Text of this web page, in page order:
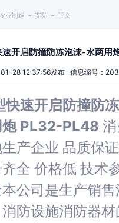
业制造 安防 正文
速开启防撞防冻泡沫-水两用
28 12:37:56发布 信息编号：
快速开启防撞防
炮 PL32-PL48
产企业 品质保
全 价格低 技术
公司是生产销
防设施消防器材